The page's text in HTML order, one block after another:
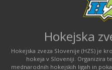
Hokejska
Hokejska zveza Slovenije (HZS) je
hokeja v Sloveniji. Organizira
mednarodnih hokejskih ligah in